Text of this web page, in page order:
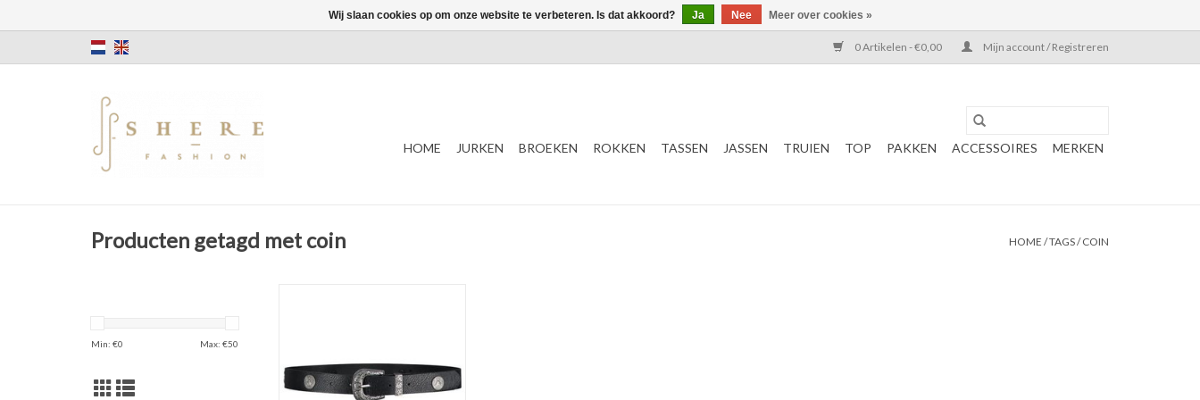
0 Artikelen - €0,00 Mijn account / Registreren
HOME JURKEN BROEKEN ROKKEN TASSEN JASSEN TRUIEN TOP PAKKEN ACCESSOIRES MERKEN
Producten getagd met coin HOME /TAGS/COIN
Min: €0 Max: €50
Wij slaan cookies op om onze website te verbeteren. Is dat akkoord? Ja Nee Meer over cookies »